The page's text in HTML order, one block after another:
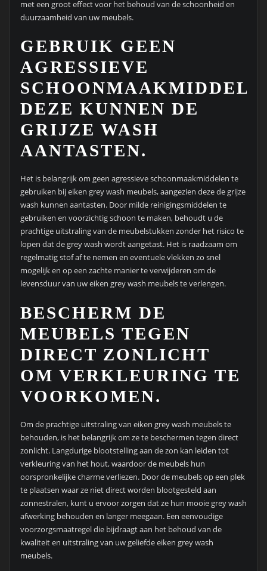
met een groot effect voor het behoud van de schoonheid en
duurzaamheid van uw meubels.
GEBRUIK GEEN
AGRESSIEVE
DEZE KUNNEN DE
GRIJZE WASH
AANTASTEN.
Het is belangrijk om geen agressieve schoonmaakmiddelen te
gebruiken bij eiken grey wash meubels, aangezien deze de grijze
wash kunnen aantasten. Door milde reinigingsmiddelen te
gebruiken en voorzichtig schoon te maken, behoudt u de
prachtige uitstraling van de meubelstukken zonder het risico te
lopen dat de grey wash wordt aangetast. Het is raadzaam om
regelmatig stof af te nemen en eventuele vlekken zo snel
mogelijk en op een zachte manier te verwijderen om de
levensduur van uw eiken grey wash meubels te verlengen.
BESCHERM DE
MEUBELS TEGEN
DIRECT ZONLICHT
OM VERKLEURING TE
VOORKOMEN.
Om de prachtige uitstraling van eiken grey wash meubels te
behouden, is het belangrijk om ze te beschermen tegen direct
zonlicht. Langdurige blootstelling aan de zon kan leiden tot
verkleuring van het hout, waardoor de meubels hun
oorspronkelijke charme verliezen. Door de meubels op een plek
te plaatsen waar ze niet direct worden blootgesteld aan
zonnestralen, kunt u ervoor zorgen dat ze hun mooie grey wash
afwerking behouden en langer meegaan. Een eenvoudige
voorzorgsmaatregel die bijdraagt aan het behoud van de
kwaliteit en uitstraling van uw geliefde eiken grey wash
meubels.